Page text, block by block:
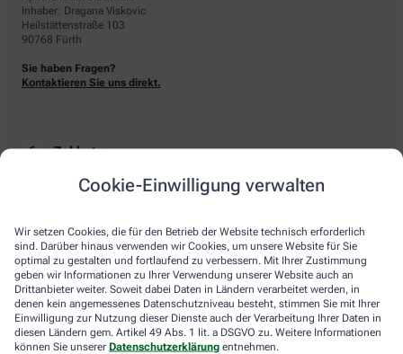
Cookie-Einwilligung verwalten
Wir setzen Cookies, die für den Betrieb der Website technisch erforderlich
sind. Darüber hinaus verwenden wir Cookies, um unsere Website für Sie
optimal zu gestalten und fortlaufend zu verbessern. Mit Ihrer Zustimmung
geben wir Informationen zu Ihrer Verwendung unserer Website auch an
Drittanbieter weiter. Soweit dabei Daten in Ländern verarbeitet werden, in
denen kein angemessenes Datenschutzniveau besteht, stimmen Sie mit Ihrer
Einwilligung zur Nutzung dieser Dienste auch der Verarbeitung Ihrer Daten in
diesen Ländern gem. Artikel 49 Abs. 1 lit. a DSGVO zu. Weitere Informationen
können Sie unserer Datenschutzerklärung entnehmen.
Inhaber: Dragana Viskovic
Heilstättenstraße 103
90768 Fürth
Sie haben Fragen?
Kontaktieren Sie uns direkt.
Zahlarten
Bar oder mit einer anderen akzeptierten Zahlungsart Ihrer Apotheke vor Ort.
Lieferarten
Abholung in der Apotheke
Botendienstlieferung